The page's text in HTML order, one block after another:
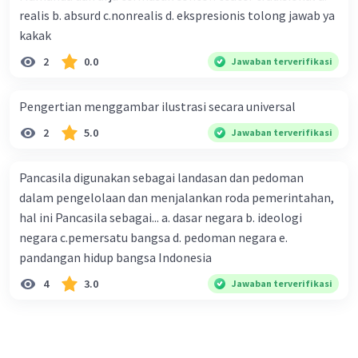
realis b. absurd c.nonrealis d. ekspresionis tolong jawab ya
kakak
2 0.0 Jawaban terverifikasi
Pengertian menggambar ilustrasi secara universal
2 5.0 Jawaban terverifikasi
Pancasila digunakan sebagai landasan dan pedoman
dalam pengelolaan dan menjalankan roda pemerintahan,
hal ini Pancasila sebagai... a. dasar negara b. ideologi
negara c.pemersatu bangsa d. pedoman negara e.
pandangan hidup bangsa Indonesia
4 3.0 Jawaban terverifikasi